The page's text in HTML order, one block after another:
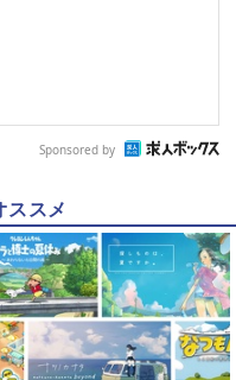
Sponsored by
ススメ